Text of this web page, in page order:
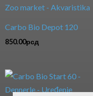
Carbo Bio Depot 120
850.00рсд